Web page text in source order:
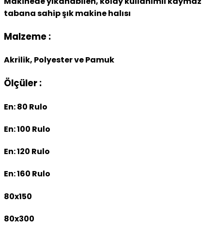
tabana sahip şık makine halısı
Malzeme :
Akrilik, Polyester ve Pamuk
Ölçüler :
En: 80 Rulo
En: 100 Rulo
En: 120 Rulo
En: 160 Rulo
80x150
80x300